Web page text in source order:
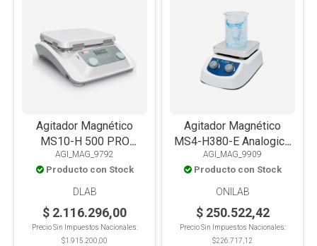
Agitador Magnético
MS10-H 500 PRO
Digital, LCD, Con
Calefacción, 500°C,
PT1000, Placa
Vitrocerámica Alta
Resistencia, 30L
AGI_MAG_9792
Producto con Stock
DLAB
$ 2.116.296,00
Precio Sin Impuestos Nacionales:
$1.915.200,00
Agitador Magnético
MS4-H380-E Analogico
C/Calef y soporte placa
de aluminio 5L
AGI_MAG_9909
Producto con Stock
ONILAB
$ 250.522,42
Precio Sin Impuestos Nacionales:
$226.717,12